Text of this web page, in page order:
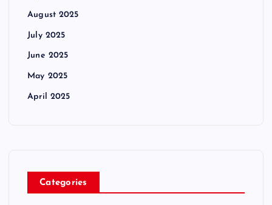
August 2025
July 2025
June 2025
May 2025
April 2025
Categories